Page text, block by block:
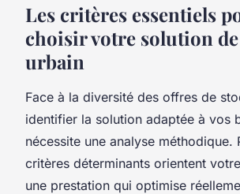
Les critères essentiels
choisir votre solution
urbain
Face à la diversité des offres de
identifier la solution adaptée à vos
nécessite une analyse méthodique.
critères déterminants orientent
une prestation qui optimise